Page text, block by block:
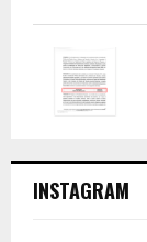
INSTAGRAM